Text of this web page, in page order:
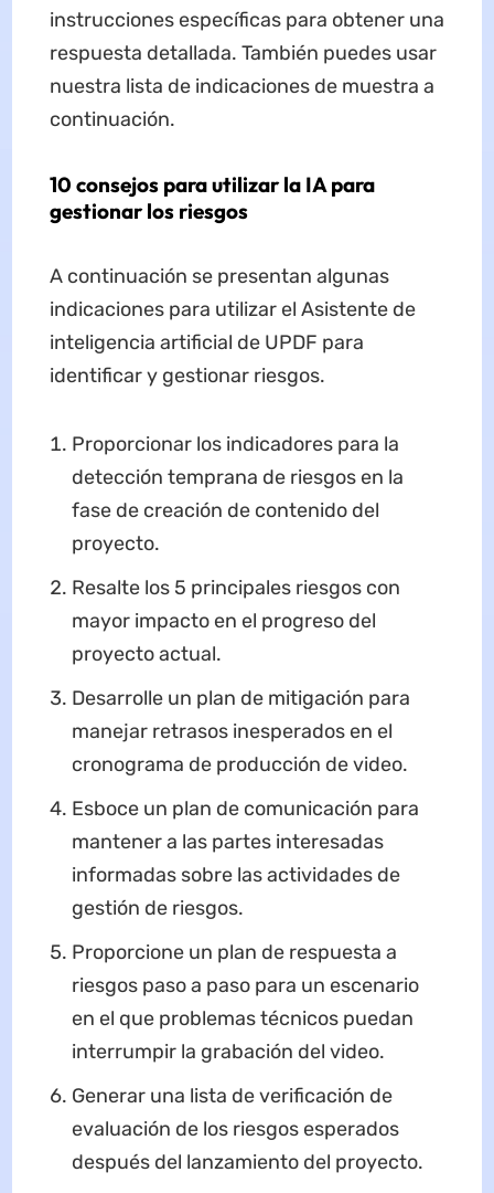
instrucciones específicas para obtener una
respuesta detallada. También puedes usar
nuestra lista de indicaciones de muestra a
continuación.
10 consejos para utilizar la IA para
gestionar los riesgos
A continuación se presentan algunas
indicaciones para utilizar el Asistente de
inteligencia artificial de UPDF para
identificar y gestionar riesgos.
Proporcionar los indicadores para la
detección temprana de riesgos en la
fase de creación de contenido del
proyecto.
Resalte los 5 principales riesgos con
mayor impacto en el progreso del
proyecto actual.
Desarrolle un plan de mitigación para
manejar retrasos inesperados en el
cronograma de producción de video.
Esboce un plan de comunicación para
mantener a las partes interesadas
informadas sobre las actividades de
gestión de riesgos.
Proporcione un plan de respuesta a
riesgos paso a paso para un escenario
en el que problemas técnicos puedan
interrumpir la grabación del video.
Generar una lista de verificación de
evaluación de los riesgos esperados
después del lanzamiento del proyecto.